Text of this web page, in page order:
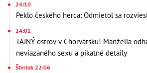
24:10
Peklo českého herca: Odmietol sa
24:01
TAJNÝ ostrov v Chorvátsku! Manželia
neviazaného sexu a pikatné detaily
Štvrtok 22:06